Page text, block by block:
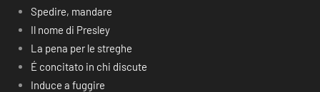
Spedire, mandare
Il nome di Presley
La pena per le streghe
É concitato in chi discute
Induce a fuggire